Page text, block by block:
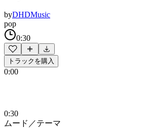
byDHDMusic
pop
0:30
トラックを購入
0:00
0:30
ムード／テーマ